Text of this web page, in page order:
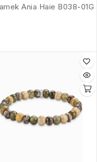
Ania Haie B038-01G